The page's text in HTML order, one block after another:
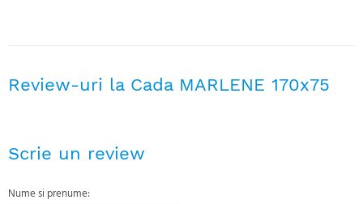
Review-uri la Cada MARLENE 170x75
Scrie un review
Nume si prenume: